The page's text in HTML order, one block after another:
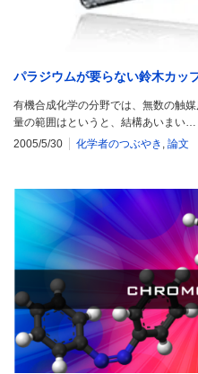
パラジウムが要らない鈴木カッ
有機合成化学の分野では、無数の触
量の範囲はというと、結構あいまい…
2005/5/30
化学者のつぶやき , 論文